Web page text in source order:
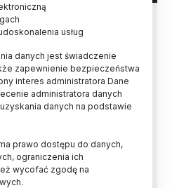
próbki
z PG
Gdańskiej zbudowali
Wydziału
Robot
ich do badań
podało biuro prasowe
usług
danych jest świadczenie
zapewnienie bezpieczeństwa
interes administratora Dane
administratora danych
danych na podstawie
prawo dostępu do danych,
ograniczenia ich
wycofać zgodę na